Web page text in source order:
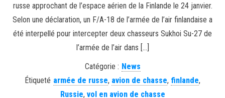
russe approchant de l’espace aérien de la Finlande le 24 janvier.
Selon une déclaration, un F/A-18 de l’armée de l’air finlandaise a
été interpellé pour intercepter deux chasseurs Sukhoi Su-27 de
l’armée de l’air dans […]
Catégorie : News
Étiqueté armée de russe, avion de chasse, finlande,
Russie, vol en avion de chasse